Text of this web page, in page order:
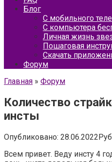
Блог
С мобильного
С компьютера
Личная жизнь
Пошаговая
Скачать
Форум
Главная » Форум
Количество
инсты
Опубликовано: 28.06.2022
Всем привет. Веду инсту 4